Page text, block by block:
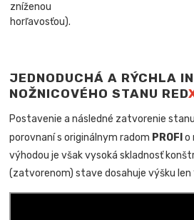
zníženou
horľavosťou).
JEDNODUCHÁ A RÝCHLA
NOŽNICOVÉHO STANU RED
Postavenie a následné zatvorenie stanu
porovnaní s originálnym radom PROFI o
výhodou je však vysoká skladnosť
(zatvorenom) stave dosahuje výšku len